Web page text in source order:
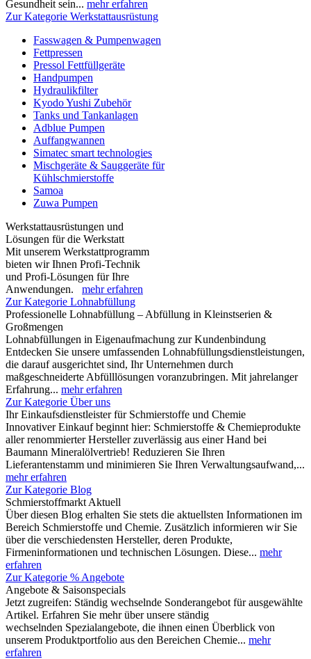
Gesundheit sein... mehr erfahren
Zur Kategorie Werkstattausrüstung
Fasswagen & Pumpenwagen
Fettpressen
Pressol Fettfüllgeräte
Handpumpen
Hydraulikfilter
Kyodo Yushi Zubehör
Tanks und Tankanlagen
Adblue Pumpen
Auffangwannen
Simatec smart technologies
Mischgeräte & Sauggeräte für
Kühlschmierstoffe
Samoa
Zuwa Pumpen
Werkstattausrüstungen und
Lösungen für die Werkstatt
Mit unserem Werkstattprogramm
bieten wir Ihnen Profi-Technik
und Profi-Lösungen für Ihre
Anwendungen. mehr erfahren
Zur Kategorie Lohnabfüllung
Professionelle Lohnabfüllung – Abfüllung in Kleinstserien &
Großmengen
Lohnabfüllungen in Eigenaufmachung zur Kundenbindung
Entdecken Sie unsere umfassenden Lohnabfüllungsdienstleistungen,
die darauf ausgerichtet sind, Ihr Unternehmen durch
maßgeschneiderte Abfülllösungen voranzubringen. Mit jahrelanger
Erfahrung... mehr erfahren
Zur Kategorie Über uns
Ihr Einkaufsdienstleister für Schmierstoffe und Chemie
Innovativer Einkauf beginnt hier: Schmierstoffe & Chemieprodukte
aller renommierter Hersteller zuverlässig aus einer Hand bei
Baumann Mineralölvertrieb! Reduzieren Sie Ihren
Lieferantenstamm und minimieren Sie Ihren Verwaltungsaufwand,...
mehr erfahren
Zur Kategorie Blog
Schmierstoffmarkt Aktuell
Über diesen Blog erhalten Sie stets die aktuellsten Informationen im
Bereich Schmierstoffe und Chemie. Zusätzlich informieren wir Sie
über die verschiedensten Hersteller, deren Produkte,
Firmeninformationen und technischen Lösungen. Diese... mehr
erfahren
Zur Kategorie % Angebote
Angebote & Saisonspecials
Jetzt zugreifen: Ständig wechselnde Sonderangebot für ausgewählte
Artikel. Erfahren Sie mehr über unsere ständig
wechselnden Spezialangebote, die ihnen einen Überblick von
unserem Produktportfolio aus den Bereichen Chemie... mehr
erfahren